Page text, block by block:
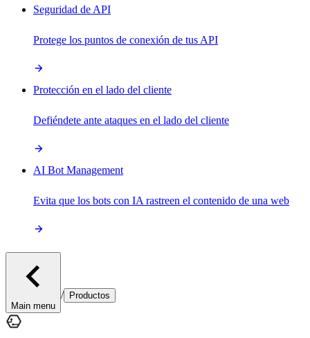
Seguridad de API
Protege los puntos de conexión de tus API
Protección en el lado del cliente
Defiéndete ante ataques en el lado del cliente
AI Bot Management
Evita que los bots con IA rastreen el contenido de una web
Main menu
/ Productos